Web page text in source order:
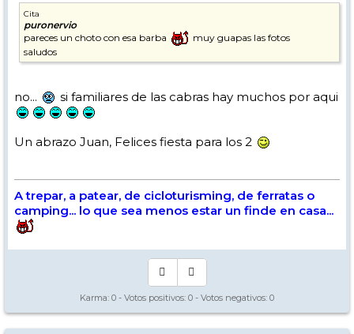
Cita
puronervio
pareces un choto con esa barba
muy guapas las fotos
saludos
no... si familiares de las cabras hay muchos por aqui
Un abrazo Juan, Felices fiesta para los 2
A trepar, a patear, de cicloturisming, de ferratas o
camping... lo que sea menos estar un finde en casa...
Karma: 0 - Votos positivos: 0 - Votos negativos: 0